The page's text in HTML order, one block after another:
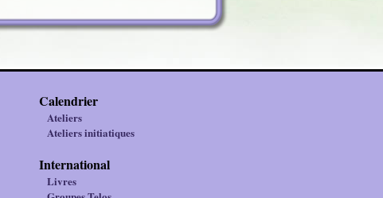
Calendrier
Ateliers
Ateliers initiatiques
International
Livres